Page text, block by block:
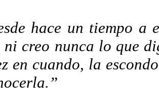
hace un tiempo a
ni creo nunca lo que
en cuando, la